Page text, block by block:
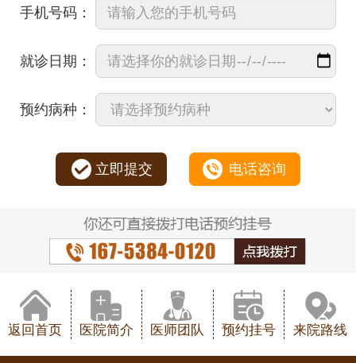
手机号码：
就诊日期：
预约病种：
立即提交 电话咨询
返回首页 医院简介 医师团队 预约挂号 来院路线